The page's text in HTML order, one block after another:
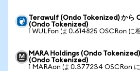
Terawulf (Ondo Tokenized) から
(Ondo Tokenized)
1 WULFon は 0.614825 OSCRon に
MARA Holdings (Ondo
(Ondo Tokenized)
1 MARAon は 0.377234 OSCRon